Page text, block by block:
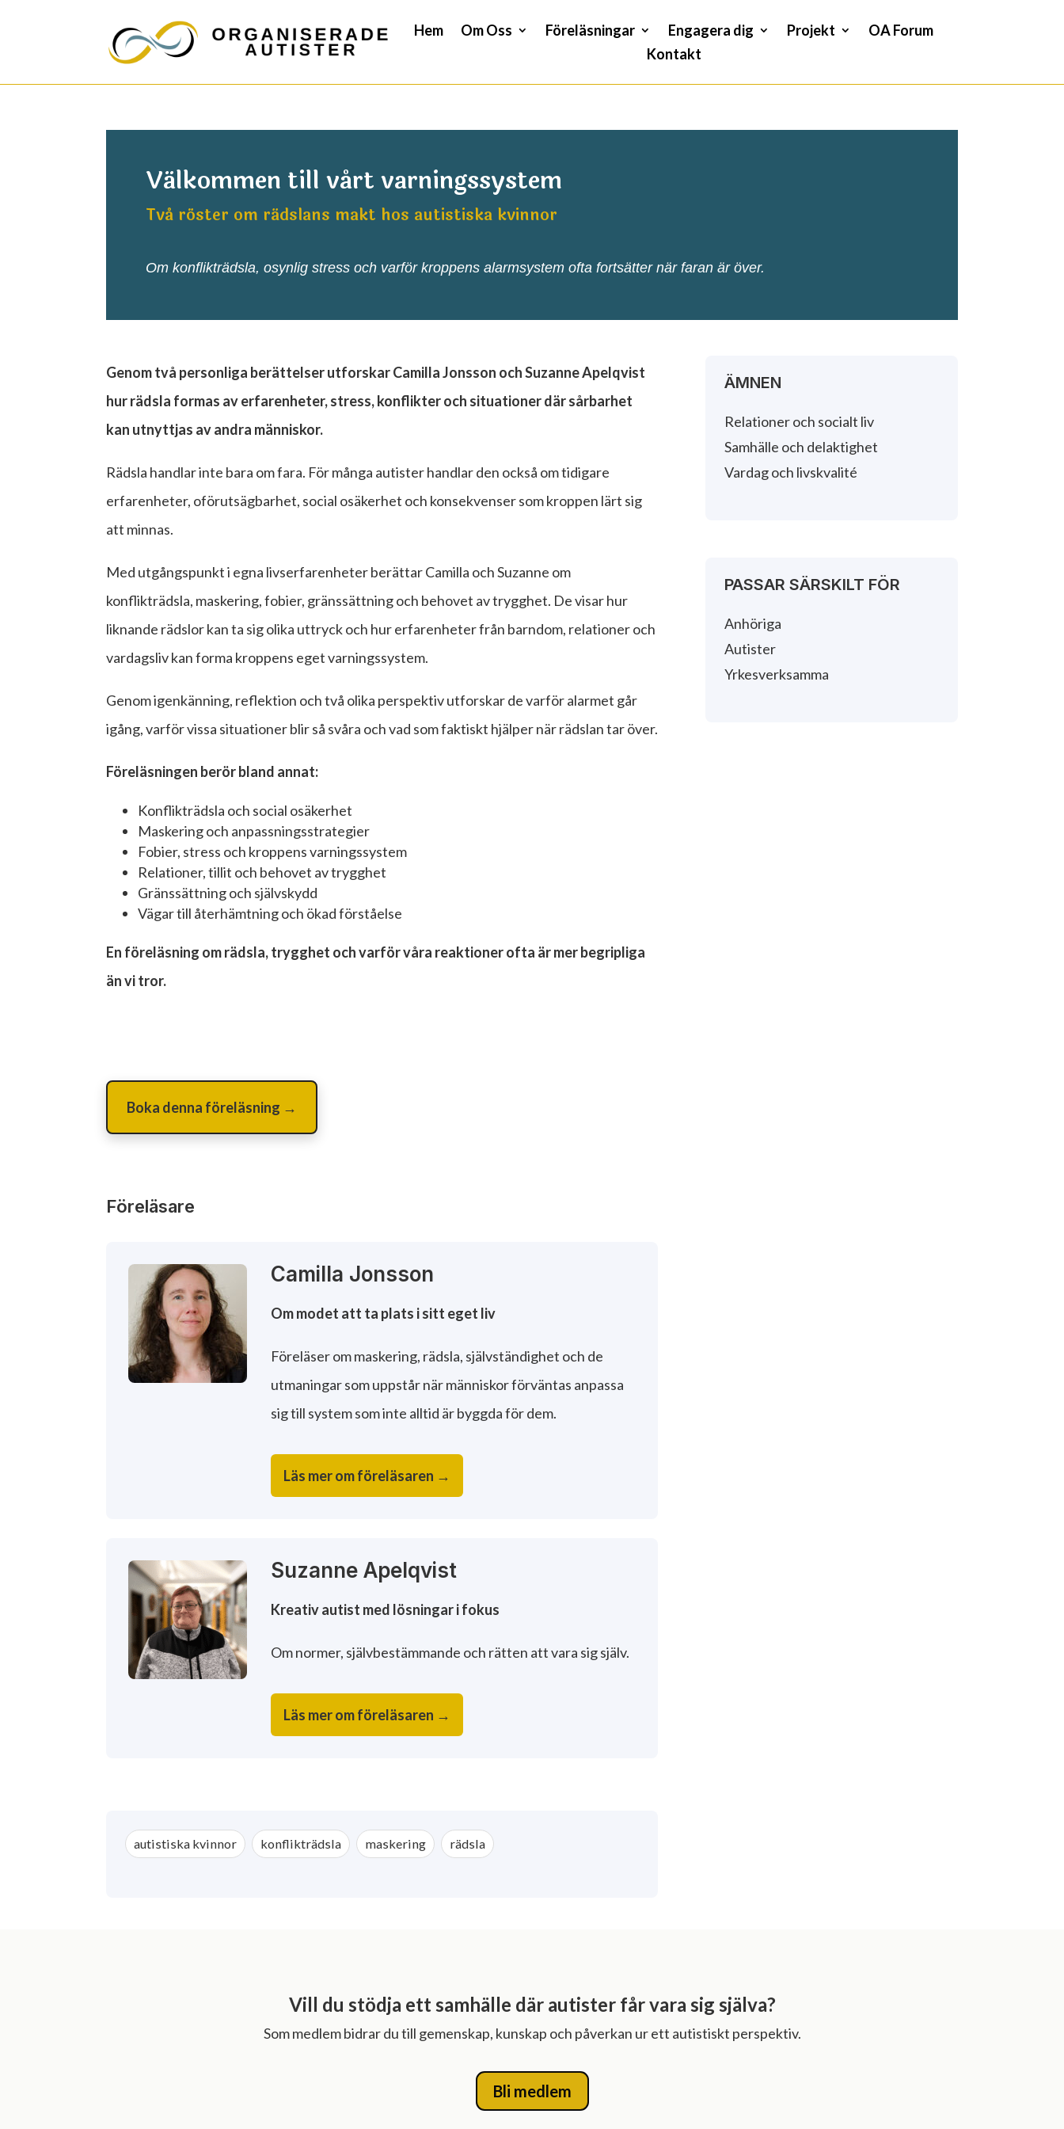
Hem Om Oss Föreläsningar Engagera dig Projekt
OA Forum
Kontakt
Välkommen till vårt varningssystem
Två röster om rädslans makt hos autistiska kvinnor
Om konflikträdsla, osynlig stress och varför kroppens alarmsystem ofta fortsätter när faran är över.
Genom två personliga berättelser utforskar Camilla Jonsson och Suzanne Apelqvist
hur rädsla formas av erfarenheter, stress, konflikter och situationer där sårbarhet
kan utnyttjas av andra människor.
Rädsla handlar inte bara om fara. För många autister handlar den också om tidigare
erfarenheter, oförutsägbarhet, social osäkerhet och konsekvenser som kroppen lärt sig
att minnas.
Med utgångspunkt i egna livserfarenheter berättar Camilla och Suzanne om
konflikträdsla, maskering, fobier, gränssättning och behovet av trygghet. De visar hur
liknande rädslor kan ta sig olika uttryck och hur erfarenheter från barndom, relationer och
vardagsliv kan forma kroppens eget varningssystem.
Genom igenkänning, reflektion och två olika perspektiv utforskar de varför alarmet går
igång, varför vissa situationer blir så svåra och vad som faktiskt hjälper när rädslan tar över.
Föreläsningen berör bland annat:
Konflikträdsla och social osäkerhet
Maskering och anpassningsstrategier
Fobier, stress och kroppens varningssystem
Relationer, tillit och behovet av trygghet
Gränssättning och självskydd
Vägar till återhämtning och ökad förståelse
En föreläsning om rädsla, trygghet och varför våra reaktioner ofta är mer begripliga
än vi tror.
Boka denna föreläsning →
Föreläsare
Camilla Jonsson
Om modet att ta plats i sitt eget liv
Föreläser om maskering, rädsla, självständighet och de
utmaningar som uppstår när människor förväntas anpassa
sig till system som inte alltid är byggda för dem.
Läs mer om föreläsaren →
Suzanne Apelqvist
Kreativ autist med lösningar i fokus
Om normer, självbestämmande och rätten att vara sig själv.
Läs mer om föreläsaren →
autistiska kvinnor konflikträdsla maskering rädsla
ÄMNEN
Relationer och socialt liv
Samhälle och delaktighet
Vardag och livskvalité
PASSAR SÄRSKILT FÖR
Anhöriga
Autister
Yrkesverksamma
Vill du stödja ett samhälle där autister får vara sig själva?
Som medlem bidrar du till gemenskap, kunskap och påverkan ur ett autistiskt perspektiv.
Bli medlem